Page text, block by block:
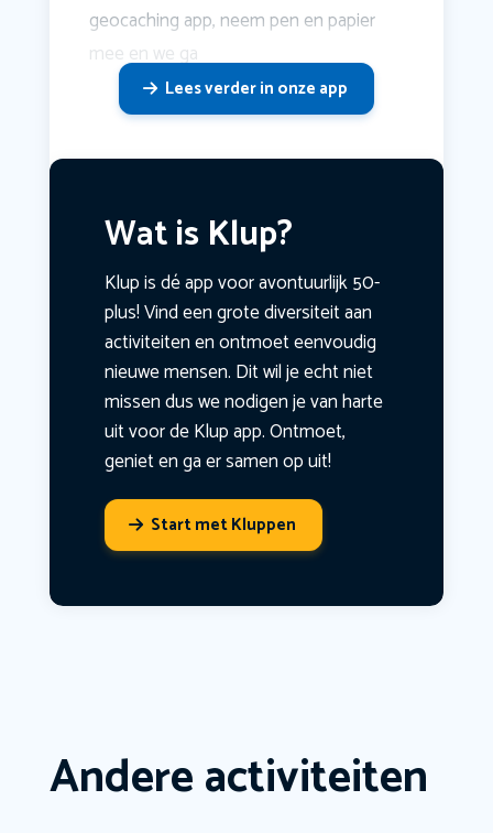
geocaching app, neem pen en papier
mee en we ga
Lees verder in onze app
Wat is Klup?
Klup is dé app voor avontuurlijk 50-
plus! Vind een grote diversiteit aan
activiteiten en ontmoet eenvoudig
nieuwe mensen. Dit wil je echt niet
missen dus we nodigen je van harte
uit voor de Klup app. Ontmoet,
geniet en ga er samen op uit!
Start met Kluppen
Andere activiteiten